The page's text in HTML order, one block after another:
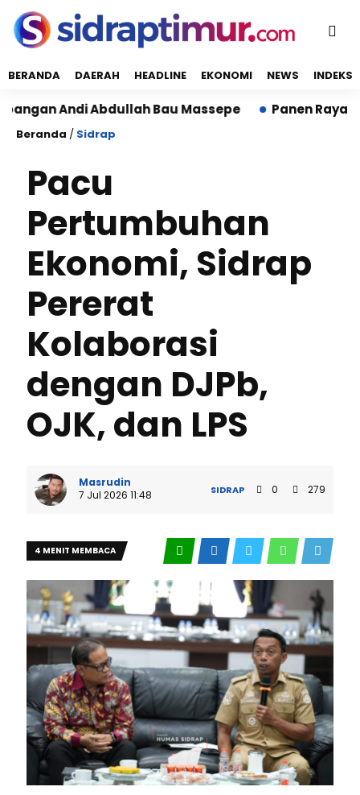
BERANDA DAERAH HEADLINE EKONOMI NEWS INDEKS
Abdullah Bau Massepe Panen Raya di Desa
Beranda / Sidrap
Pacu
Pertumbuhan
Ekonomi, Sidrap
Pererat
Kolaborasi
dengan DJPb,
OJK, dan LPS
Masrudin
7 Jul 2026 11:48
SIDRAP 0 279
4 MENIT MEMBACA